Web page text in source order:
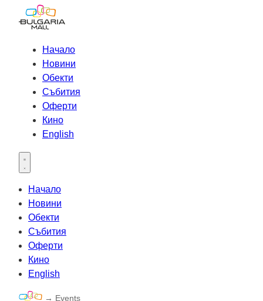
Начало
Новини
Обекти
Събития
Оферти
Кино
English
Open main menu
Начало
Новини
Обекти
Събития
Оферти
Кино
English
→ Events